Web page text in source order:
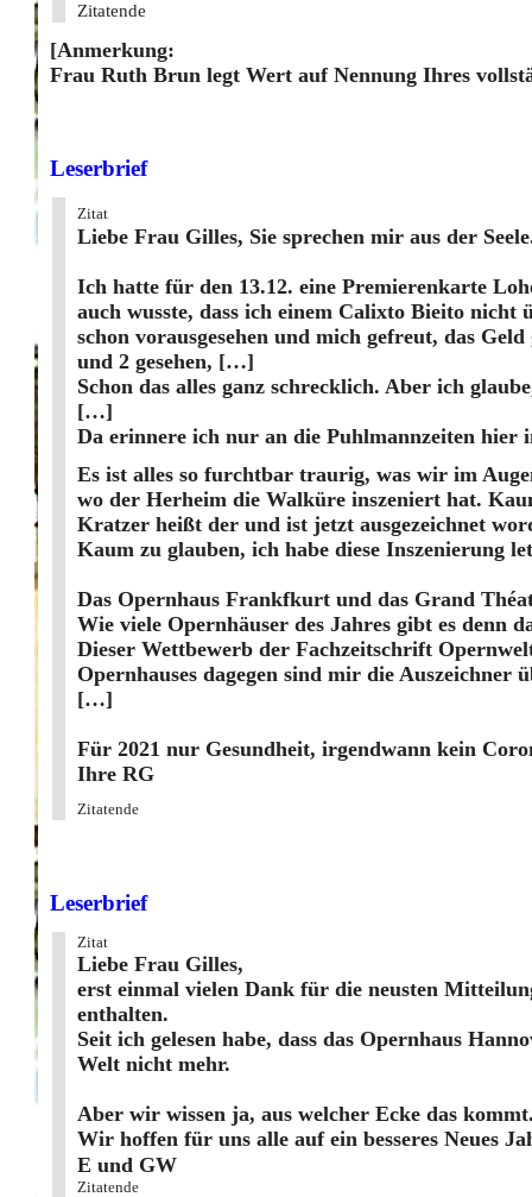
Zitatende
[Anmerkung:
Frau Ruth Brun legt Wert auf Nennung Ihres
Leserbrief
Zitat
Liebe Frau Gilles, Sie sprechen mir aus der
Ich hatte für den 13.12. eine Premierenkarte
auch wusste, dass ich einem Calixto Bieito nicht
schon vorausgesehen und mich gefreut, das
und 2 gesehen, […]
Schon das alles ganz schrecklich. Aber ich
[…]
Da erinnere ich nur an die Puhlmannzeiten
Es ist alles so furchtbar traurig, was wir im
wo der Herheim die Walküre inszeniert hat.
Kratzer heißt der und ist jetzt ausgezeichnet
Kaum zu glauben, ich habe diese Inszenierung
Das Opernhaus Frankfkurt und das Grand
Wie viele Opernhäuser des Jahres gibt es denn
Dieser Wettbewerb der Fachzeitschrift
Opernhauses dagegen sind mir die Auszeichner
[…]
Für 2021 nur Gesundheit, irgendwann kein
Ihre RG
Zitatende
Leserbrief
Zitat
Liebe Frau Gilles,
erst einmal vielen Dank für die neusten
enthalten.
Seit ich gelesen habe, dass das Opernhaus
Welt nicht mehr.
Aber wir wissen ja, aus welcher Ecke das
Wir hoffen für uns alle auf ein besseres Neues
E und GW
Zitatende